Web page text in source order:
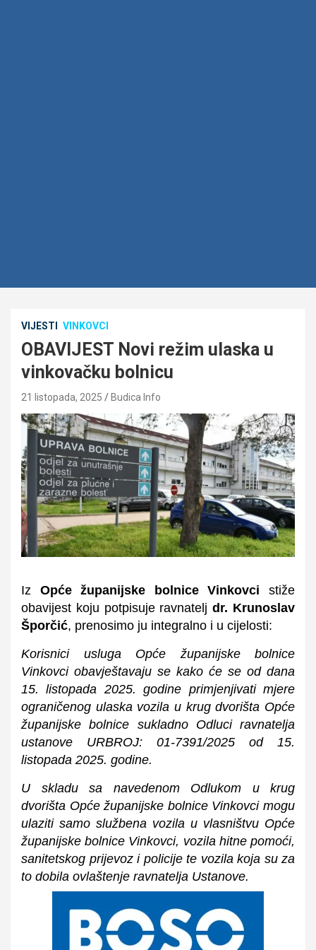
VIJESTI VINKOVCI
OBAVIJEST Novi režim ulaska u
vinkovačku bolnicu
21 listopada, 2025 Budica Info
Iz Opće županijske bolnice Vinkovci stiže
obavijest koju potpisuje ravnateljdr. Krunoslav
Šporčić, prenosimo ju integralno i u cijelosti:
Korisnici usluga Opće županijske bolnice
Vinkovci obavještavaju se kako će se od dana
15. listopada 2025. godine primjenjivati mjere
ograničenog ulaska vozila u krug dvorišta Opće
županijske bolnice sukladno Odluci ravnatelja
ustanove URBROJ: 01-7391/2025 od 15.
listopada 2025. godine.
U skladu sa navedenom Odlukom u krug
dvorišta Opće županijske bolnice Vinkovci mogu
ulaziti samo službena vozila u vlasništvu Opće
županijske bolnice Vinkovci, vozila hitne pomoći,
sanitetskog prijevoz i policije te vozila koja su za
to dobila ovlaštenje ravnatelja Ustanove.